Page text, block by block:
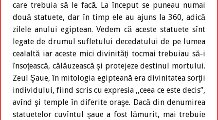
care trebuia să le facă. La început se puneau numai
două statuete, dar în timp ele au ajuns la 360, adică
zilele anului egiptean. Vedem că aceste statuete sînt
legate de drumul sufletului decedatului de pe lumea
cealaltă iar aceste mici divinităţi tocmai trebuiau să-i
însoţească, călăuzească şi protejeze destinul mortului.
Zeul Şaue, în mitologia egipteană era divinitatea sorţii
individului, fiind scris cu expresia ,,ceea ce este decis”,
avînd şi temple în diferite oraşe. Dacă din denumirea
statuetelor cuvîntul şaue a fost lămurit, mai trebuie